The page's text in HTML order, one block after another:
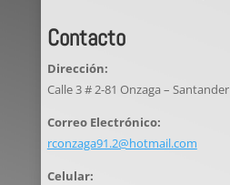
Contacto
Dirección:
Calle 3 # 2-81 Onzaga – Santander
Correo Electrónico:
rconzaga91.2@hotmail.com
Celular: